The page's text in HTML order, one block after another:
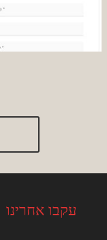
עקבו אחרינו